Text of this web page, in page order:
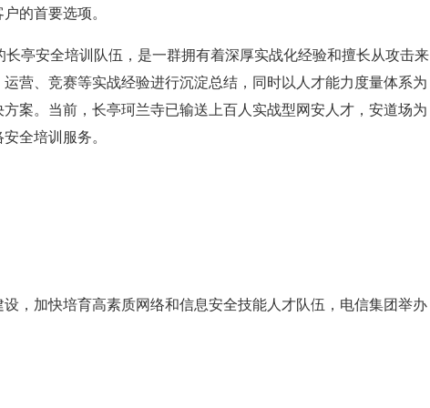
的首要选项。
亭安全培训队伍，是一群拥有着深厚实战化经验和擅长从攻击来
营、竞赛等实战经验进行沉淀总结，同时以人才能力度量体系为
案。当前，长亭珂兰寺已输送上百人实战型网安人才，安道场为
全培训服务。
，加快培育高素质网络和信息安全技能人才队伍，电信集团举办